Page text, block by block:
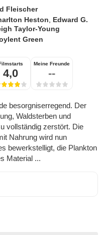
Fleischer
Heston
Edward G.
Taylor-Young
Green
4,0
Meine Freunde
--
besorgniserregend. Der
Waldsterben und
vollständig zerstört. Die
Nahrung wird nun
bewerkstelligt, die Plankton
Material ...